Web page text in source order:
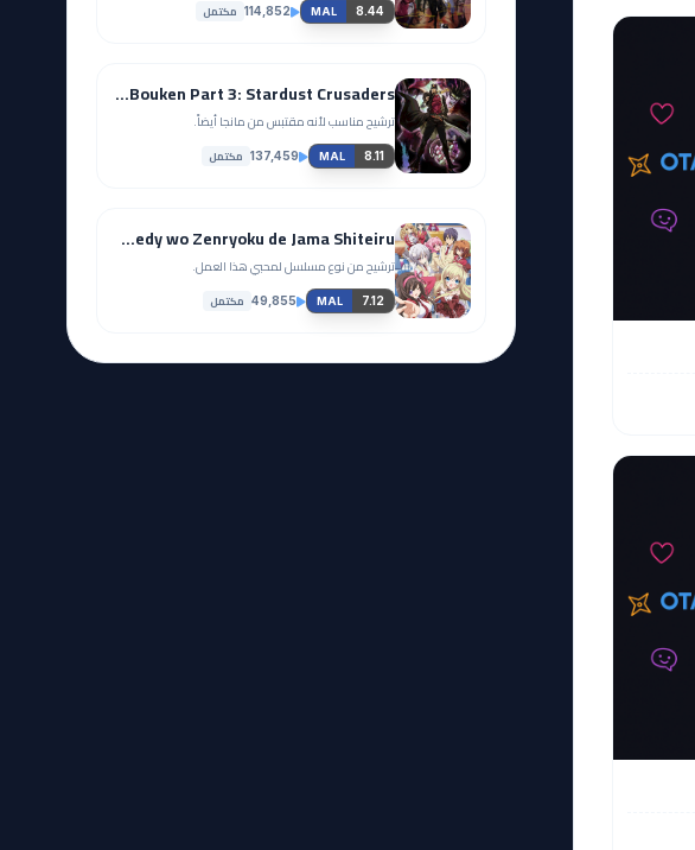
MAL 8.44
114,852 مكتمل
JoJo no Kimyou na Bouken Part 3: Stardust Crusaders
ترشيح مناسب لأنه مقتبس من مانجا أيضاً.
MAL 8.11
137,459 مكتمل
Ore no Nounai Sentakushi ga, Gakuen Love Comedy wo Zenryoku de Jama Shiteiru
ترشيح من نوع مسلسل لمحبي هذا العمل.
MAL 7.12
49,855 مكتمل